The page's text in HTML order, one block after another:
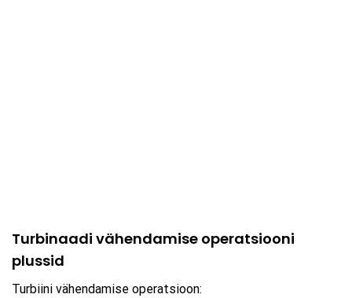
Turbinaadi vähendamise operatsiooni
plussid
Turbiini vähendamise operatsioon: